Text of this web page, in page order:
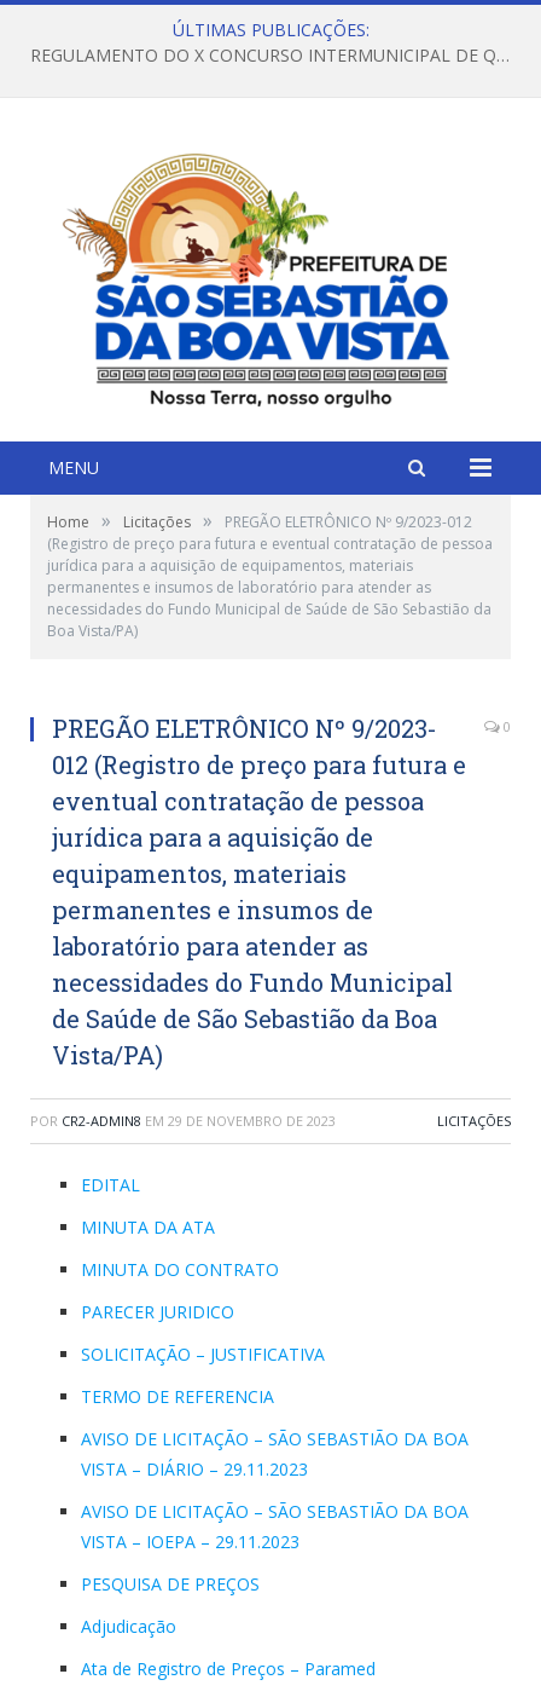
ÚLTIMAS PUBLICAÇÕES:
REGULAMENTO DO X CONCURSO INTERMUNICIPAL DE QUADRILHAS JUNINAS – 2026 – ARRAIÁ DA VENEZA
MENU
Home » Licitações »
PREGÃO ELETRÔNICO Nº 9/2023-012
(Registro de preço para futura e eventual contratação de pessoa
jurídica para a aquisição de equipamentos, materiais
permanentes e insumos de laboratório para atender as
necessidades do Fundo Municipal de Saúde de São Sebastião da
Boa Vista/PA)
PREGÃO ELETRÔNICO Nº 9/2023-
012 (Registro de preço para futura e
eventual contratação de pessoa
jurídica para a aquisição de
equipamentos, materiais
permanentes e insumos de
laboratório para atender as
necessidades do Fundo Municipal
de Saúde de São Sebastião da Boa
Vista/PA)
0
POR CR2-ADMIN8 EM 29 DE NOVEMBRO DE 2023 LICITAÇÕES
EDITAL
MINUTA DA ATA
MINUTA DO CONTRATO
PARECER JURIDICO
SOLICITAÇÃO – JUSTIFICATIVA
TERMO DE REFERENCIA
AVISO DE LICITAÇÃO – SÃO SEBASTIÃO DA BOA
VISTA – DIÁRIO – 29.11.2023
AVISO DE LICITAÇÃO – SÃO SEBASTIÃO DA BOA
VISTA – IOEPA – 29.11.2023
PESQUISA DE PREÇOS
Adjudicação
Ata de Registro de Preços – Paramed